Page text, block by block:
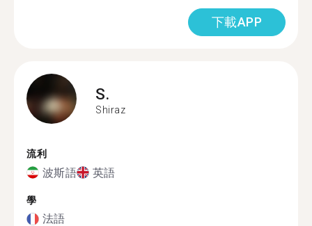
下載APP
S.
Shiraz
流利
波斯語 英語
學
法語